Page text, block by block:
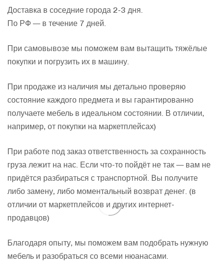
Доставка в соседние города 2-3 дня.
По РФ — в течение 7 дней.
При самовывозе мы поможем вам вытащить тяжёлые
покупки и погрузить их в машину.
При продаже из наличия мы детально проверяю
состояние каждого предмета и вы гарантированно
получаете мебель в идеальном состоянии. В отличии,
например, от покупки на маркетплейсах)
При работе под заказ ответственность за сохранность
груза лежит на нас. Если что-то пойдёт не так — вам не
придётся разбираться с транспортной. Вы получите
либо замену, либо моментальный возврат денег. (в
отличии от маркетплейсов и других интернет-
продавцов)
Благодаря опыту, мы поможем вам подобрать нужную
мебель и разобраться со всеми нюанасами.